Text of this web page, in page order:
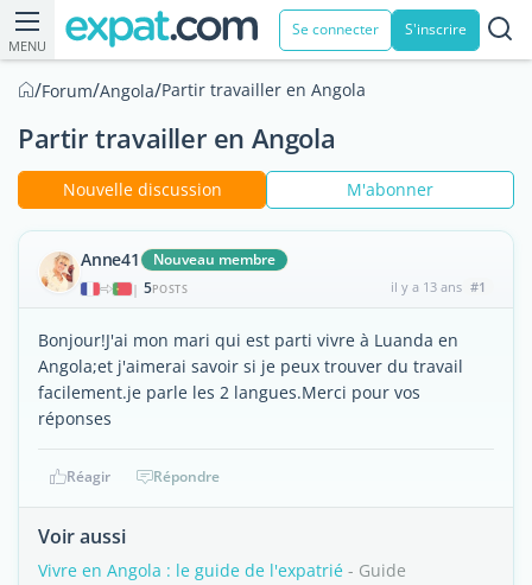
MENU
Se connecter S'inscrire
/Forum/Angola/Partir travailler en Angola
Partir travailler en Angola
Nouvelle discussion M'abonner
Anne41 Nouveau membre
| 5POSTS il y a 13 ans #1
Bonjour!J'ai mon mari qui est parti vivre à Luanda en
Angola;et j'aimerai savoir si je peux trouver du travail
facilement.je parle les 2 langues.Merci pour vos
réponses
Réagir Répondre
Voir aussi
Vivre en Angola : le guide de l'expatrié - Guide